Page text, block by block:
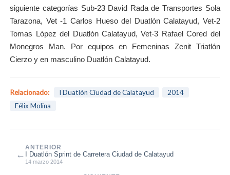
siguiente categorías Sub-23 David Rada de Transportes Sola
Tarazona, Vet -1 Carlos Hueso del Duatlón Calatayud, Vet-2
Tomas López del Duatlón Calatayud, Vet-3 Rafael Cored del
Monegros Man. Por equipos en Femeninas Zenit Triatlón
Cierzo y en masculino Duatlón Calatayud.
Relacionado: I Duatlón Ciudad de Calatayud
2014
Félix Molina
←
ANTERIOR
I Duatlón Sprint de Carretera Ciudad de Calatayud
14 marzo 2014